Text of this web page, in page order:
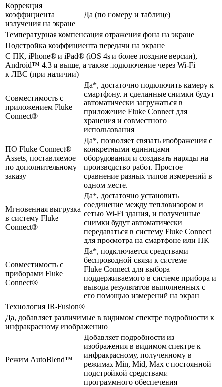
Коррекция
коэффициента
излучения на экране
Да (по номеру и таблице)
Температурная компенсация отражения фона на экране
Подстройка коэффициента передачи на экране
С ПК, iPhone® и iPad® (iOS 4s и более поздние версии),
Android™ 4.3 и выше, а также подключение через Wi-Fi
к ЛВС (при наличии)
Совместимость с
приложением Fluke
Connect®
Да*, достаточно подключить камеру к
смартфону, и сделанные снимки будут
автоматически загружаться в
приложение Fluke Connect для
хранения и совместного
использования
ПО Fluke Connect®
Assets, поставляемое
по дополнительному
заказу
Да*, позволяет связать изображения с
конкретными единицами
оборудования и создавать наряды на
производство работ. Простое
сравнение разных типов измерений в
одном месте.
Мгновенная выгрузка
в систему Fluke
Connect®
Да*, достаточно установить
соединение между тепловизором и
сетью Wi-Fi здания, и полученные
снимки будут автоматически
передаваться в систему Fluke Connect
для просмотра на смартфоне или ПК
Совместимость с
приборами Fluke
Connect®
Да*, подключается средствами
беспроводной связи к системе
Fluke Connect для выбора
поддерживаемого в системе прибора и
вывода результатов выполненных с
его помощью измерений на экран
Технология IR-Fusion®
Да, добавляет различимые в видимом спектре подробности к
инфракрасному изображению
Режим AutoBlend™
Добавляет подробности из
изображения в видимом спектре к
инфракрасному, полученному в
режимах Min, Mid, Max с постоянной
подстройкой средствами
программного обеспечения